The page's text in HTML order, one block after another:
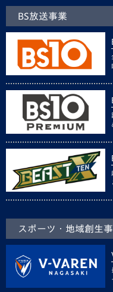
BS放送事業
スポーツ・地域創生